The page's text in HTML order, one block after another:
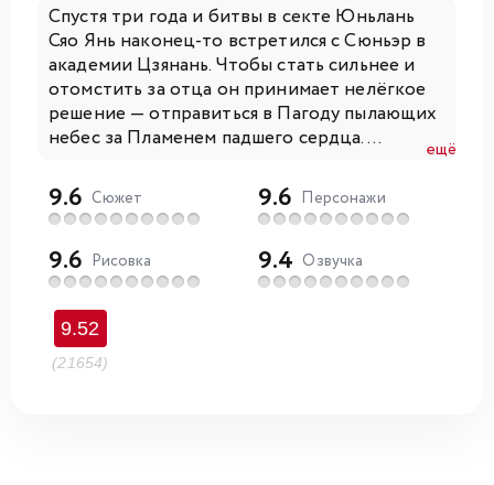
Спустя три года и битвы в секте Юньлань
Сяо Янь наконец-то встретился с Сюньэр в
академии Цзянань. Чтобы стать сильнее и
отомстить за отца он принимает нелёгкое
решение — отправиться в Пагоду пылающих
небес за Пламенем падшего сердца....
ещё
9.6 Сюжет 9.6 Персонажи
9.6 Рисовка 9.4 Озвучка
9.52
(21654)